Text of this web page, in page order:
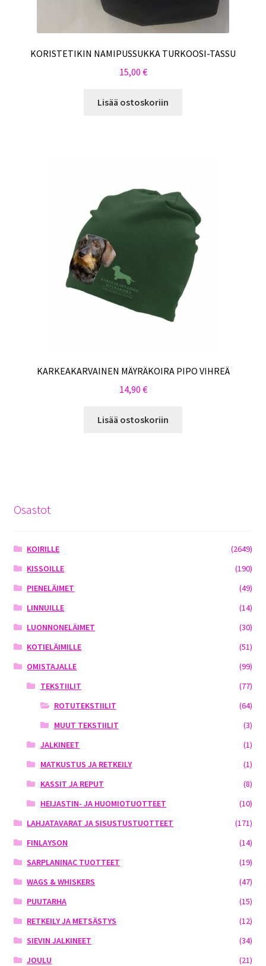
KORISTETIKIN NAMIPUSSUKKA TURKOOSI-TASSU
15,00 €
Lisää ostoskoriin
KARKEAKARVAINEN MÄYRÄKOIRA PIPO VIHREÄ
14,90 €
Lisää ostoskoriin
Osastot
KOIRILLE
(2649)
KISSOILLE
(190)
PIENELÄIMET
(49)
LINNUILLE
(14)
LUONNONELÄIMET
(30)
KOTIELÄIMILLE
(51)
OMISTAJALLE
(99)
TEKSTIILIT
(77)
ROTUTEKSTIILIT
(64)
MUUT TEKSTIILIT
(3)
JALKINEET
(1)
MATKUSTUS JA RETKEILY
(1)
KASSIT JA REPUT
(8)
HEIJASTIN- JA HUOMIOTUOTTEET
(10)
LAHJATAVARAT JA SISUSTUSTUOTTEET
(171)
FINLAYSON
(14)
SARPLANINAC TUOTTEET
(19)
WAGS & WHISKERS
(47)
PUUTARHA
(15)
RETKEILY JA METSÄSTYS
(12)
SIEVIN JALKINEET
(34)
JOULU
(21)